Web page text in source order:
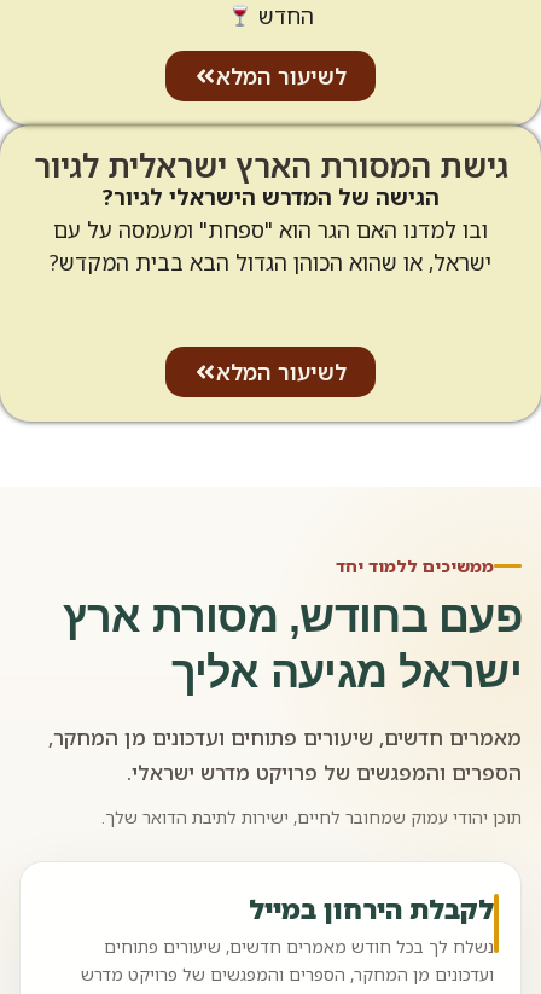
החדש
לשיעור המלא
גישת המסורת הארץ ישראלית לגיור
הגישה של המדרש הישראלי לגיור?
ובו למדנו האם הגר הוא "ספחת" ומעמסה על עם
ישראל, או שהוא הכוהן הגדול הבא בבית המקדש?
לשיעור המלא
ממשיכים ללמוד יחד
פעם בחודש, מסורת ארץ
ישראל מגיעה אליך
מאמרים חדשים, שיעורים פתוחים ועדכונים מן המחקר,
הספרים והמפגשים של פרויקט מדרש ישראלי.
תוכן יהודי עמוק שמחובר לחיים, ישירות לתיבת הדואר שלך.
לקבלת הירחון במייל
נשלח לך בכל חודש מאמרים חדשים, שיעורים פתוחים
ועדכונים מן המחקר, הספרים והמפגשים של פרויקט מדרש